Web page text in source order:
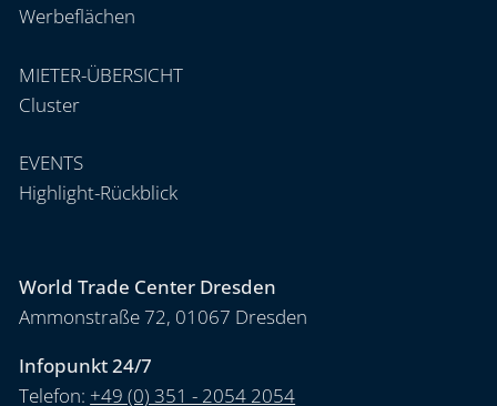
Werbeflächen
MIETER-ÜBERSICHT
Cluster
EVENTS
Highlight-Rückblick
World Trade Center Dresden
Ammonstraße 72, 01067 Dresden
Infopunkt 24/7
Telefon: +49 (0) 351 - 2054 2054